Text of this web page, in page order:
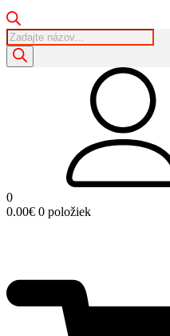
Products
search
0
0.00€ 0 položiek